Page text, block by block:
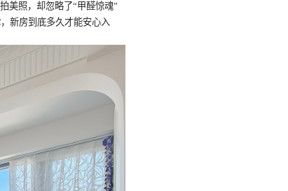
美照，却忽略了“甲醛惊魂”
新房到底多久才能安心入